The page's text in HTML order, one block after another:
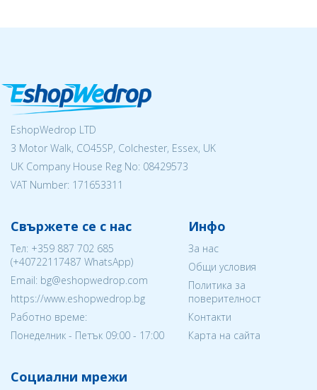
EshopWedrop LTD
3 Motor Walk, CO45SP, Colchester, Essex, UK
UK Company House Reg No: 08429573
VAT Number: 171653311
Свържете се с нас
Тел: +359 887 702 685
(+40722117487 WhatsApp)
Email: bg@eshopwedrop.com
https://www.eshopwedrop.bg
Работно време:
Понеделник - Петък 09:00 - 17:00
Инфо
За нас
Общи условия
Политика за
поверителност
Контакти
Карта на сайта
Социални мрежи